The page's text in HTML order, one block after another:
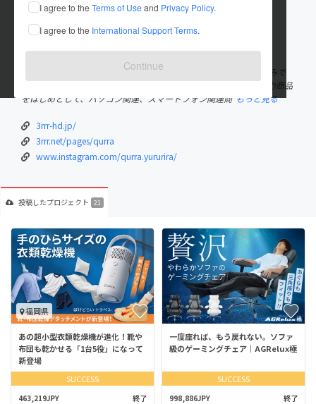
I agree to the Terms of Use and Privacy Policy.
I agree to the International Support Terms.
Continue
これまでに2回支援して21件のプロジェクトを投稿しています
在住国：日本 現在地：福岡県
出身国：日本 出身地：福岡県
「高度な技術力・企画力・スピード」 確かな総合力が私たちの強みで
す。 顕微鏡、内視鏡、拡大鏡といったスリーアールブランドの主力商品
をはじめとして、パソコン関連、スマートフォン関連商 もっと見る
3rrr-hd.jp/
3rrr.net/pages/qurra
www.instagram.com/qurra.yururira/
投稿したプロジェクト 21
福岡県
あの超小型衣類乾燥機が進化！靴や
布団も乾かせる「1台5役」になって
新登場
SUCCESS
463,219JPY 終了
一度座れば、もう戻れない。ソファ
級のゲーミングチェア｜AGRelux極
SUCCESS
998,886JPY 終了